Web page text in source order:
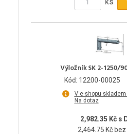
ks
Výložník SK 2-1250/
Kód: 12200-00025
V e-shopu
Na dotaz
2,982.35 Kč s
2,464.75 Kč bez